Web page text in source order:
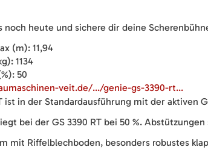
noch heute und sichere dir deine
(m): 11,94
1134
50
veit.de/.../genie-gs-3390-rt...
ist in der Standardausführung mit der aktiven
bei der GS 3390 RT bei 50 %.
mit Riffelblechboden, besonders robustes